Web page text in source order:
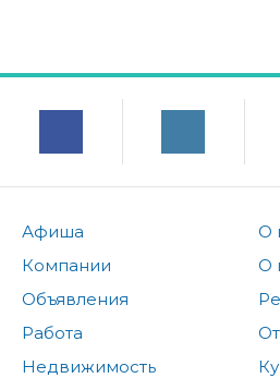
Афиша
Компании
Объявления
Работа
Недвижимость
О
О